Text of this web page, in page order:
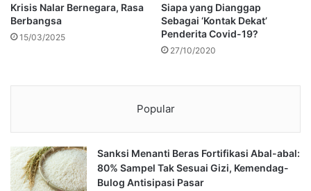
Krisis Nalar Bernegara, Rasa
Berbangsa
15/03/2025
Siapa yang Dianggap
Sebagai ‘Kontak Dekat’
Penderita Covid-19?
27/10/2020
Popular
Sanksi Menanti Beras Fortifikasi Abal-abal:
80% Sampel Tak Sesuai Gizi, Kemendag-
Bulog Antisipasi Pasar